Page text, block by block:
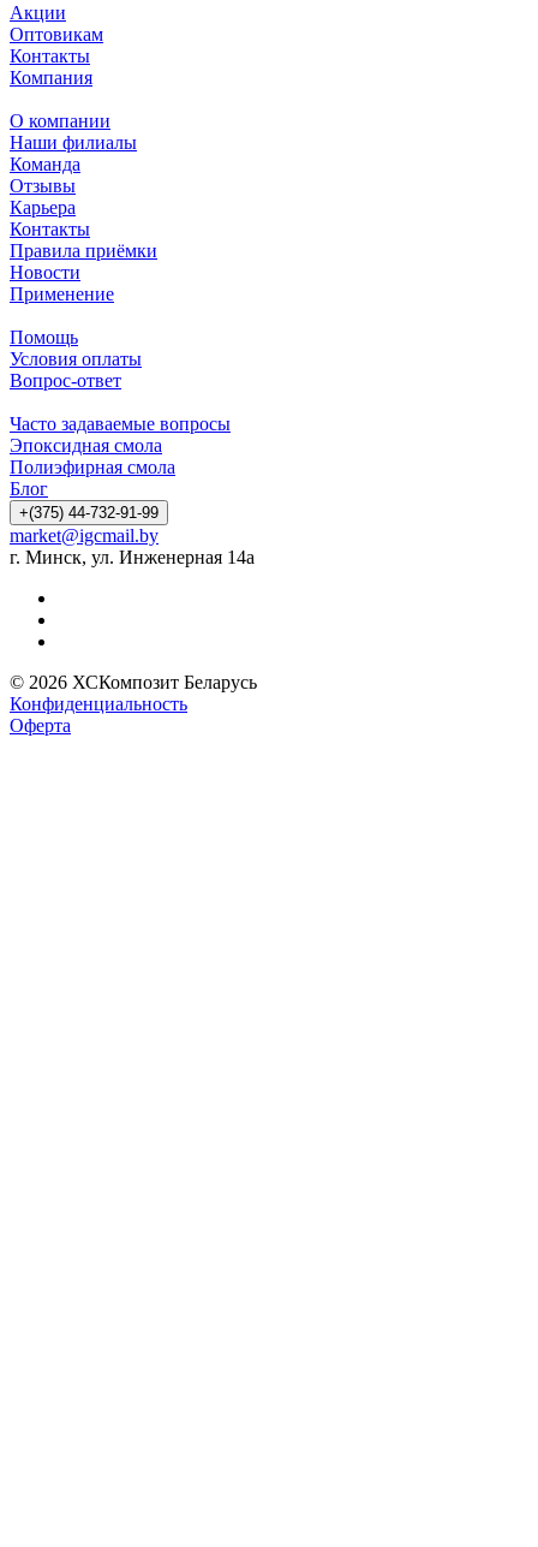
Акции
Оптовикам
Контакты
Компания
О компании
Наши филиалы
Команда
Отзывы
Карьера
Контакты
Правила приёмки
Новости
Применение
Помощь
Условия оплаты
Вопрос-ответ
Часто задаваемые вопросы
Эпоксидная смола
Полиэфирная смола
Блог
+(375) 44-732-91-99
market@igcmail.by
г. Минск, ул. Инженерная 14а
© 2026 ХСКомпозит Беларусь
Конфиденциальность
Оферта